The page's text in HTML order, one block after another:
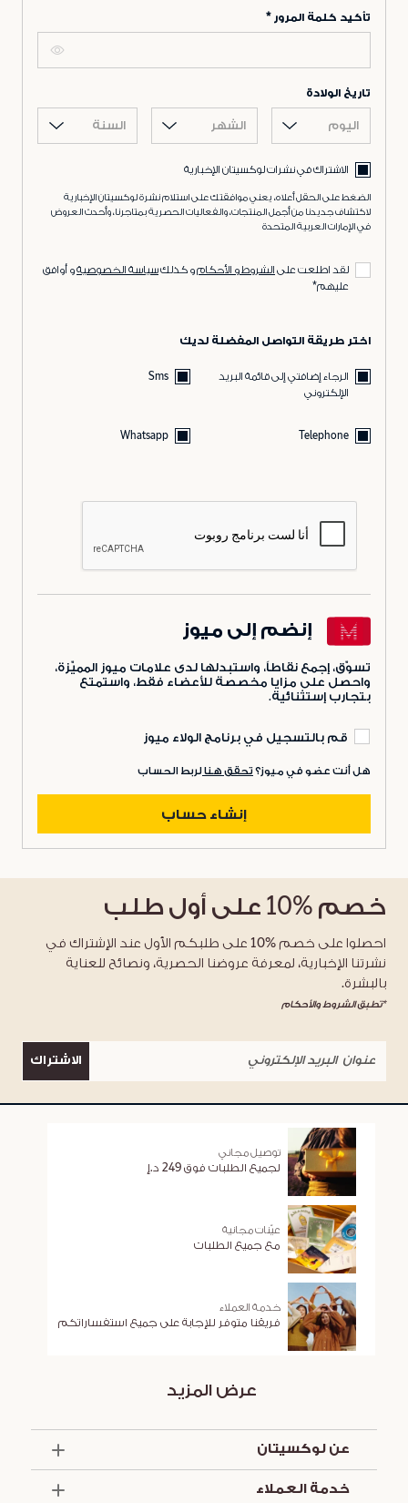
تأكيد كلمة المرور
تاريخ الولادة
اليوم الشهر السنة
الاشتراك في نشرات لوكسيتان الإخبارية
الضغط على الحقل أعلاه، يعني موافقتك على استلام نشرة لوكسيتان الإخبارية
لاكتشاف جديدنا من أجمل المنتجات، والفعاليات الحصرية بمتاجرنا، وأحدث العروض
في الإمارات العربية المتحدة
لقد اطلعت على الشروط و الأحكامو كذلكسياسة الخصوصيةو أوافق
عليهم*
اختر طريقة التواصل المفضلة لديك
الرجاء إضافتي إلى قائمة البريد
الإلكتروني
Sms
Telephone
Whatsapp
إنضم إلى ميوز
تسوّق، إجمع نقاطاً، واستبدلها لدى علامات ميوز المميّزة،
واحصل على مزايا مخصصة للأعضاء فقط، واستمتع
بتجارب إستثنائية.
قم بالتسجيل في برنامج الولاء ميوز
هل أنت عضو في ميوز؟ تحقق هنا لربط الحساب
إنشاء حساب
خصم %10 على أول طلب
احصلوا على خصم %10 على طلبكم الأول عند الإشتراك في
نشرتنا الإخبارية، لمعرفة عروضنا الحصرية، ونصائح للعناية
بالبشرة.
*تطبق الشروط والأحكام
الاشتراك
توصيل مجاني
لجميع الطلبات فوق 249 د.إ
عيّنات مجانية
مع جميع الطلبات
خدمة العملاء
فريقنا متوفر للإجابة على جميع استفساراتكم
عرض المزيد
عن لوكسيتان
خدمة العملاء